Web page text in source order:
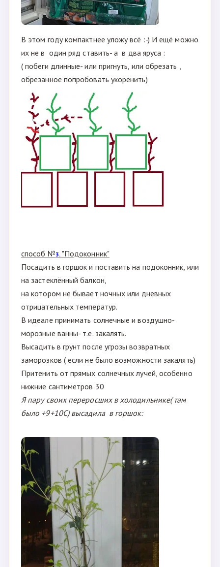
В этом году компактнее уложу всё :-) И ещё можно
их не в один ряд ставить- а в два яруса :
( побеги длинные- или пригнуть, или обрезать ,
обрезанное попробовать укоренить)
способ №3. "Подоконник"
Посадить в горшок и поставить на подоконник, или
на застеклённый балкон,
на котором не бывает ночных или дневных
отрицательных температур.
В идеале принимать солнечные и воздушно-
морозные ванны- т.е. закалять.
Высадить в грунт после угрозы возвратных
заморозков ( если не было возможности закалять)
Притенить от прямых солнечных лучей, особенно
нижние сантиметров 30
Я пару своих переросших в холодильнике( там
было +9+10С) высадила в горшок: